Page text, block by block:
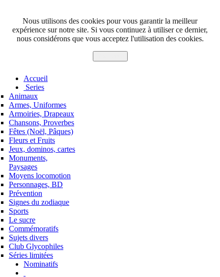
Nous utilisons des cookies pour vous garantir la meilleur
expérience sur notre site. Si vous continuez à utiliser ce dernier,
nous considérons que vous acceptez l'utilisation des cookies.
Accueil
Series
Animaux
Armes, Uniformes
Armoiries, Drapeaux
Chansons, Proverbes
Fêtes (Noël, Pâques)
Fleurs et Fruits
Jeux, dominos, cartes
Monuments,
Paysages
Moyens locomotion
Personnages, BD
Prévention
Signes du zodiaque
Sports
Le sucre
Commémoratifs
Sujets divers
Club Glycophiles
Séries limitées
Nominatifs